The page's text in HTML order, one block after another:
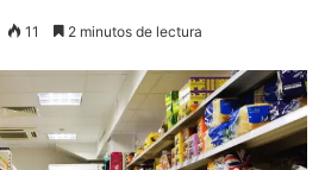
11 2 minutos de lectura